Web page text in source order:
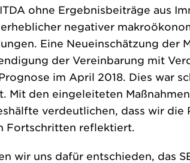
ohne Ergebnisbeiträge aus
negativer
Eine Neueinschätzung der
der Vereinbarung mit
im April 2018. Dies war
Mit den eingeleiteten
verdeutlichen, dass wir die
Fortschritten reflektiert.
wir uns dafür entschieden, das